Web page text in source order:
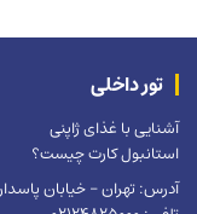
تور داخلی
آشنایی با غذای ژاپنی
استانبول کارت چیست؟
آدرس: تهران – خیابان